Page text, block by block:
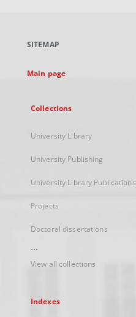
new
SITEMAP
Main page
Collections
University Library
University Publishing
University Library Publications
Projects
Doctoral dissertations
...
View all collections
Indexes